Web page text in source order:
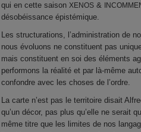
qui en cette saison XENOS &
désobéissance épistémique.
Les structurations, l’administration de
nous évoluons ne constituent pas
mais constituent en soi des éléments
performons la réalité et par là-même
confondre avec les choses de l’ordre.
La carte n’est pas le territoire disait
qu’un décor, pas plus qu’elle ne serait
même titre que les limites de nos